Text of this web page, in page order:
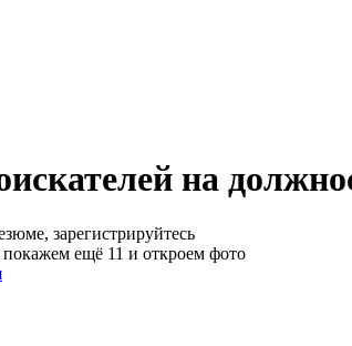
на
зарегистрируйтесь
ещё 11 и откроем фото